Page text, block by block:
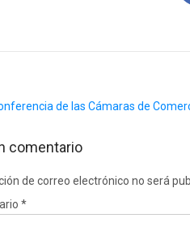
de las Cámaras de
comentario
de correo electrónico no será
*